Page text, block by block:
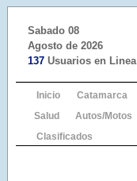
Sabado 08
Agosto de 2026
137 Usuarios en Linea
Inicio Catamarca
Salud
Autos/Motos
Clasificados